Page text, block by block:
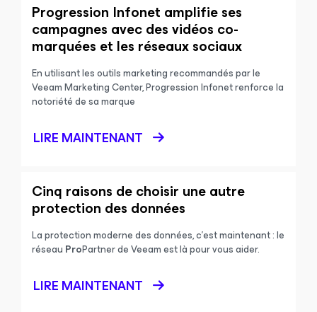
Progression Infonet amplifie ses
campagnes avec des vidéos co-
marquées et les réseaux sociaux
En utilisant les outils marketing recommandés par le
Veeam Marketing Center, Progression Infonet renforce la
notoriété de sa marque
LIRE MAINTENANT
Cinq raisons de choisir une autre
protection des données
La protection moderne des données, c’est maintenant : le
réseau ProPartner de Veeam est là pour vous aider.
LIRE MAINTENANT